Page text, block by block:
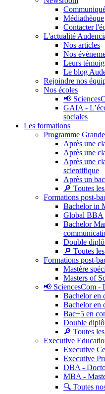
Médiathèque
Contacter
L'actualité
Nos articles
Nos
Leurs
Le blog
Rejoindre nos
Nos écoles
📢
GAIA -
sociales
Les formations
Programme
Après une
Après une
Après une
scientifique
Après un
🔎 Toutes
Formations post-
Bachelor in
Global BBA
Bachelor
Double
🔎 Toutes
Formations post-
Mastère
Masters of
📢 SciencesCom -
Bachelor en
Bachelor en
Bac+5 en
Double
🔎 Toutes
Executive
Executive
Executive
DBA -
MBA -
🔍 Toutes